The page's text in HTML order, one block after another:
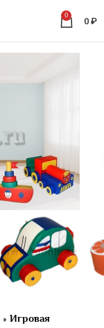
0
0 ₽
» Игровая